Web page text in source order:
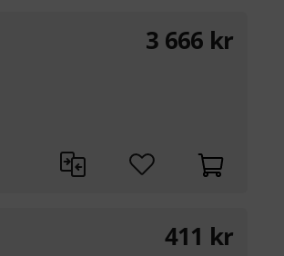
3 666 kr
411 kr